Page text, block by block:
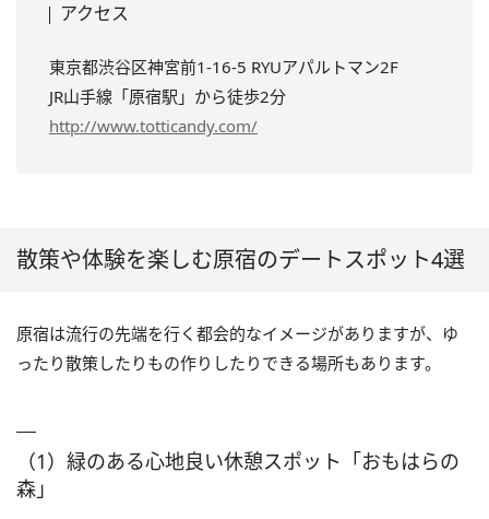
アクセス
東京都渋谷区神宮前1-16-5 RYUアパルトマン2F
JR山手線「原宿駅」から徒歩2分
http://www.totticandy.com/
散策や体験を楽しむ原宿のデートスポット4選
原宿は流行の先端を行く都会的なイメージがありますが、ゆ
ったり散策したりもの作りしたりできる場所もあります。
（1）緑のある心地良い休憩スポット「おもはらの
森」